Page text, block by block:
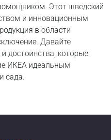
Этот шведский
и инновационным
в области
Давайте
достоинства, которые
ИКЕА идеальным
сада.